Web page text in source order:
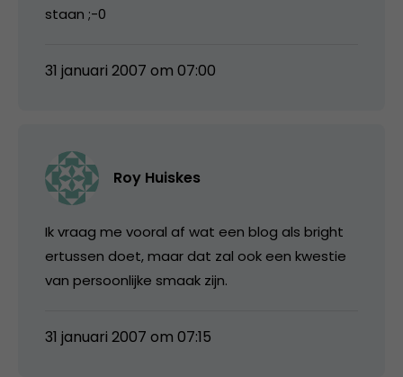
staan ;-0
31 januari 2007 om 07:00
Roy Huiskes
Ik vraag me vooral af wat een blog als bright
ertussen doet, maar dat zal ook een kwestie
van persoonlijke smaak zijn.
31 januari 2007 om 07:15